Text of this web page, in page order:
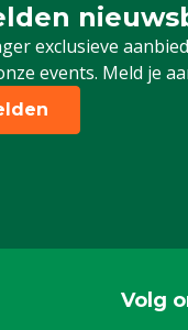
exclusieve
events. Meld je
voor onze
Volg